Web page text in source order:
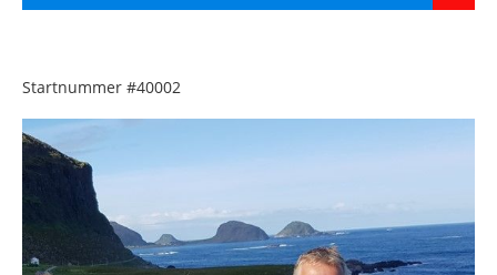
Startnummer #40002